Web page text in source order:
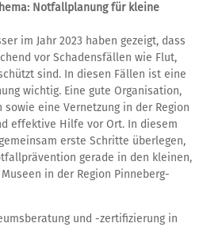
Notfallplanung für kleine
im Jahr 2023 haben gezeigt, dass
vor Schadensfällen wie Flut,
sind. In diesen Fällen ist eine
wichtig. Eine gute Organisation,
eine Vernetzung in der Region
effektive Hilfe vor Ort. In diesem
erste Schritte überlegen,
gerade in den kleinen,
in der Region Pinneberg-
und -zertifizierung in